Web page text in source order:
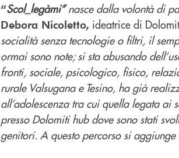
“Scol_legàmi”nasce dalla volontà di
Debora Nicoletto, ideatrice di
socialità senza tecnologie o filtri, il
ormai sono note; si sta abusando
fronti, sociale, psicologico, fisico,
rurale Valsugana e Tesino, ha già
all’adolescenza tra cui quella legata ai
presso Dolomiti hub dove sono stati
genitori. A questo percorso si aggiunge